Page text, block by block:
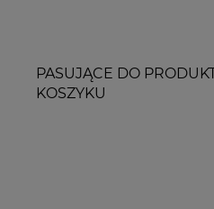
PASUJĄCE DO
KOSZYKU